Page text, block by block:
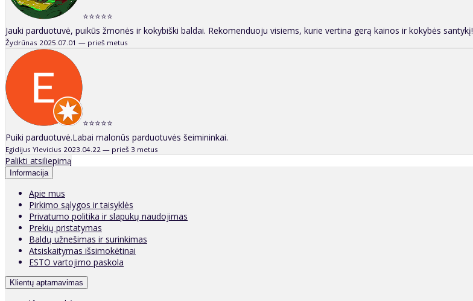
⭐⭐⭐⭐⭐
Jauki parduotuvė, puikūs žmonės ir kokybiški baldai. Rekomenduoju visiems, kurie vertina gerą kainos ir kokybės santykį!
Žydrūnas 2025.07.01 — prieš metus
⭐⭐⭐⭐⭐
Puiki parduotuvė.Labai malonūs parduotuvės šeimininkai.
Egidijus Ylevicius 2023.04.22 — prieš 3 metus
Palikti atsiliepimą
Informacija
Apie mus
Pirkimo sąlygos ir taisyklės
Privatumo politika ir slapukų naudojimas
Prekių pristatymas
Baldų užnešimas ir surinkimas
Atsiskaitymas išsimokėtinai
ESTO vartojimo paskola
Klientų aptarnavimas